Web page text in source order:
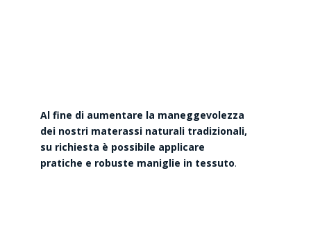
Al fine di aumentare la maneggevolezza
dei nostri materassi naturali tradizionali,
su richiesta è possibile applicare
pratiche e robuste maniglie in tessuto.